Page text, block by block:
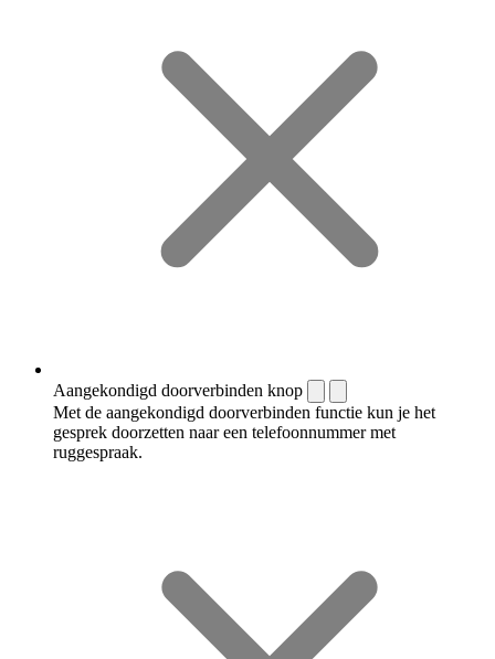
Aangekondigd doorverbinden knop
Met de aangekondigd doorverbinden functie kun je het
gesprek doorzetten naar een telefoonnummer met
ruggespraak.